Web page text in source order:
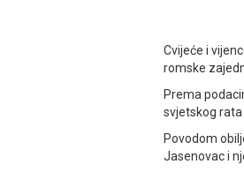
Cvijeće i
romske
Prema
svjetskog
Povodom
Јasenovac i